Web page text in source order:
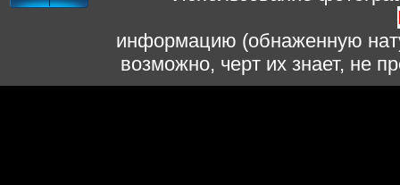
информацию (обнаженную
возможно, черт их знает, не